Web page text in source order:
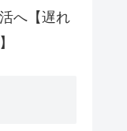
へ【遅れ